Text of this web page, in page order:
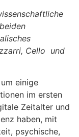
Cello und
einige
im ersten
Zeitalter und
haben, mit
psychische,